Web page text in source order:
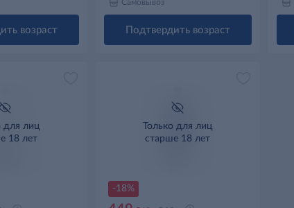
возраст
Самовывоз
Подтвердить возраст
для лиц
18 лет
-18%
Только для лиц
старше 18 лет